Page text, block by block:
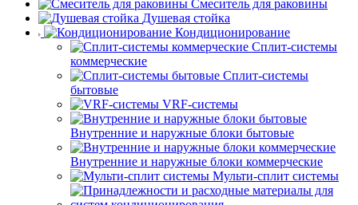
Смеситель для раковины
Душевая стойка
Кондиционирование
Сплит-системы
коммерческие
Сплит-системы
бытовые
VRF-системы
Внутренние и наружные блоки бытовые
Внутренние и наружные блоки коммерческие
Мульти-сплит системы